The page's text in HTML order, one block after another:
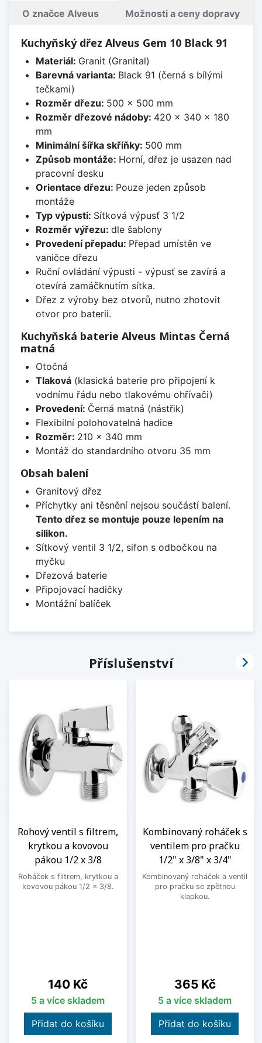
O značce Alveus Možnosti a ceny dopravy
Kuchyňský dřez Alveus Gem 10 Black 91
Materiál: Granit (Granital)
Barevná varianta: Black 91 (černá s bílými
tečkami)
Rozměr dřezu: 500 x 500 mm
Rozměr dřezové nádoby: 420 x 340 x 180
mm
Minimální šířka skříňky: 500 mm
Způsob montáže: Horní, dřez je usazen nad
pracovní desku
Orientace dřezu: Pouze jeden způsob
montáže
Typ výpusti: Sítková výpusť 3 1/2
Rozměr výřezu: dle šablony
Provedení přepadu: Přepad umístěn ve
vaničce dřezu
Ruční ovládání výpusti - výpusť se zavírá a
otevírá zamáčknutím sítka.
Dřez z výroby bez otvorů, nutno zhotovit
otvor pro baterii.
Kuchyňská baterie Alveus Mintas Černá
matná
Otočná
Tlaková(klasická baterie pro připojení k
vodnímu řádu nebo tlakovému ohřívači)
Provedení: Černá matná (nástřik)
Flexibilní polohovatelná hadice
Rozměr: 210 x 340 mm
Montáž do standardního otvoru 35 mm
Obsah balení
Granitový dřez
Příchytky ani těsnění nejsou součástí balení.
Tento dřez se montuje pouze lepením na
silikon.
Sítkový ventil 3 1/2, sifon s odbočkou na
myčku
Dřezová baterie
Připojovací hadičky
Montážní balíček
Příslušenství
Rohový ventil s filtrem,
krytkou a kovovou
pákou 1/2 x 3/8
Roháček s filtrem, krytkou a
kovovou pákou 1/2 x 3/8.
Cena
140 Kč
5 a více skladem
Přidat do košíku
Kombinovaný roháček s
ventilem pro pračku
1/2" x 3/8" x 3/4"
Kombinovaný roháček a ventil
pro pračku se zpětnou
klapkou.
Cena
365 Kč
5 a více skladem
Přidat do košíku
